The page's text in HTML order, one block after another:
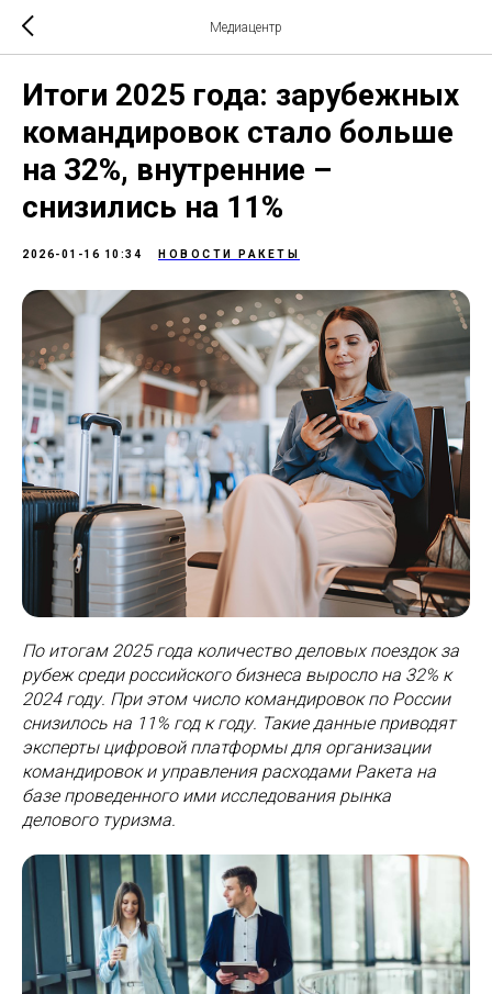
Медиацентр
Итоги 2025 года: зарубежных
командировок стало больше
на 32%, внутренние –
снизились на 11%
2026-01-16 10:34 НОВОСТИ РАКЕТЫ
По итогам 2025 года количество деловых поездок за
рубеж среди российского бизнеса выросло на 32% к
2024 году. При этом число командировок по России
снизилось на 11% год к году. Такие данные приводят
эксперты цифровой платформы для организации
командировок и управления расходами Ракета на
базе проведенного ими исследования рынка
делового туризма.